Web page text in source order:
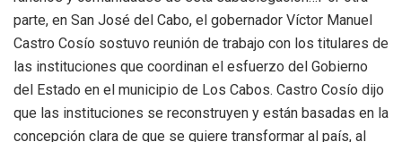
parte, en San José del Cabo, el gobernador Víctor Manuel
Castro Cosío sostuvo reunión de trabajo con los titulares de
las instituciones que coordinan el esfuerzo del Gobierno
del Estado en el municipio de Los Cabos. Castro Cosío dijo
que las instituciones se reconstruyen y están basadas en la
concepción clara de que se quiere transformar al país, al